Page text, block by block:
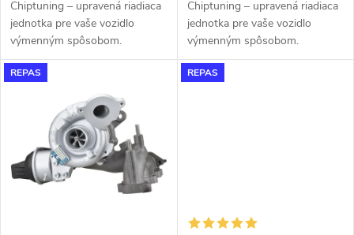
d
u
k
o
u
k
o
v
Chiptuning – upravená riadiaca
jednotka pre vaše vozidlo
výmenným spôsobom.
Chiptuning – upravená riadiaca
jednotka pre vaše vozidlo
výmenným spôsobom.
REPAS REPAS